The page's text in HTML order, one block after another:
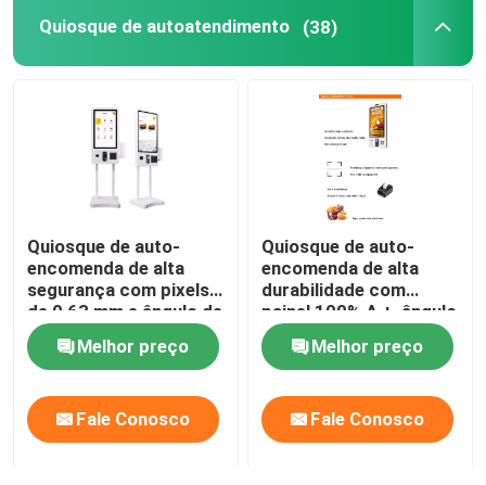
Mostra de VR
Sobre nós
Excursão da fábrica
Controle da qualidade
Contate-nos
Notícia
Quiosque de autoatendimento (38)
Quiosque de auto-
encomenda de alta
segurança com pixels
de 0,63 mm e ângulo de
visão de 178 ° para
transações seguras
Melhor preço
Fale Conosco
Quiosque de auto-
encomenda de alta
durabilidade com
painel 100% A +, ângulo
de visão de 178 ° e
recursos anti-polvo e
anti-vândalo
Melhor preço
Fale Conosco